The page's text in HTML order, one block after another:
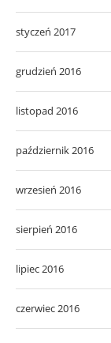
styczeń 2017
grudzień 2016
listopad 2016
październik 2016
wrzesień 2016
sierpień 2016
lipiec 2016
czerwiec 2016